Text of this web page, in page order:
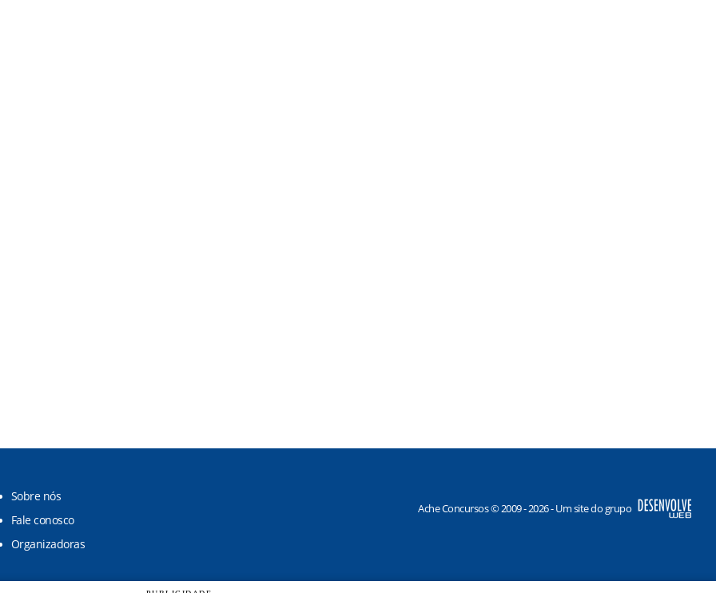
Sobre nós
Fale conosco
Organizadoras
Ache Concursos © 2009 - 2026 - Um site do grupo